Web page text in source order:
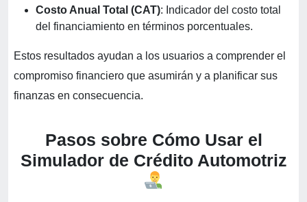
Costo Anual Total (CAT): Indicador del costo total
del financiamiento en términos porcentuales.
Estos resultados ayudan a los usuarios a comprender el
compromiso financiero que asumirán y a planificar sus
finanzas en consecuencia.
Pasos sobre Cómo Usar el
Simulador de Crédito Automotriz